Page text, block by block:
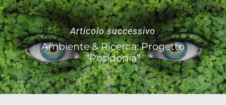
Articolo successivo
Ambiente & Ricerca: Progetto
“Posidonia”